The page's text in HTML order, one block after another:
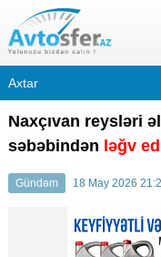
Naxçıvan reysləri
səbəbindən ləğv
Gündəm 18 May 2026